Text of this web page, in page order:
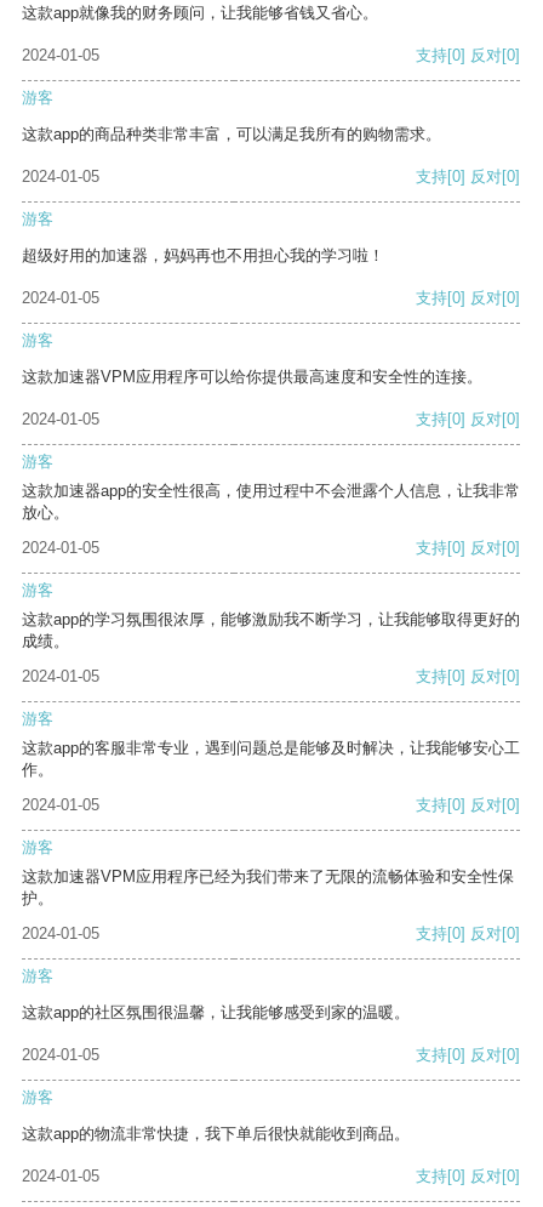
这款app就像我的财务顾问，让我能够省钱又省心。
2024-01-05 支持[0] 反对[0]
游客
这款app的商品种类非常丰富，可以满足我所有的购物需求。
2024-01-05 支持[0] 反对[0]
游客
超级好用的加速器，妈妈再也不用担心我的学习啦！
2024-01-05 支持[0] 反对[0]
游客
这款加速器VPM应用程序可以给你提供最高速度和安全性的连接。
2024-01-05 支持[0] 反对[0]
游客
这款加速器app的安全性很高，使用过程中不会泄露个人信息，让我非常
放心。
2024-01-05
支持[0] 反对[0]
游客
这款app的学习氛围很浓厚，能够激励我不断学习，让我能够取得更好的
成绩。
2024-01-05
支持[0] 反对[0]
游客
这款app的客服非常专业，遇到问题总是能够及时解决，让我能够安心工
作。
2024-01-05
支持[0] 反对[0]
游客
这款加速器VPM应用程序已经为我们带来了无限的流畅体验和安全性保
护。
2024-01-05
支持[0] 反对[0]
游客
这款app的社区氛围很温馨，让我能够感受到家的温暖。
2024-01-05 支持[0] 反对[0]
游客
这款app的物流非常快捷，我下单后很快就能收到商品。
2024-01-05 支持[0] 反对[0]